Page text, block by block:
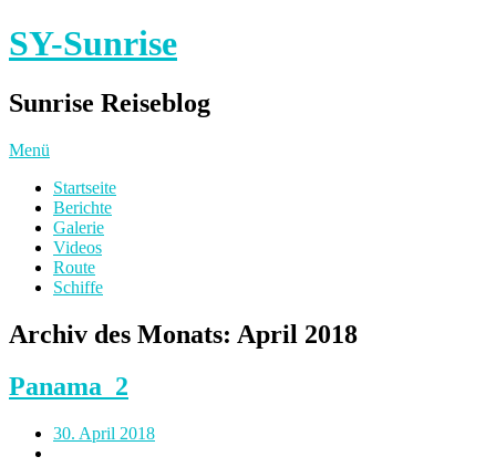
SY-Sunrise
Sunrise Reiseblog
Menü
Startseite
Berichte
Galerie
Videos
Route
Schiffe
Archiv des Monats: April 2018
Panama_2
30. April 2018